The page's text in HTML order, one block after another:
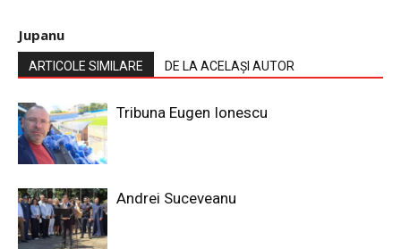
Jupanu
ARTICOLE SIMILARE DE LA ACELAȘI AUTOR
Tribuna Eugen Ionescu
Andrei Suceveanu